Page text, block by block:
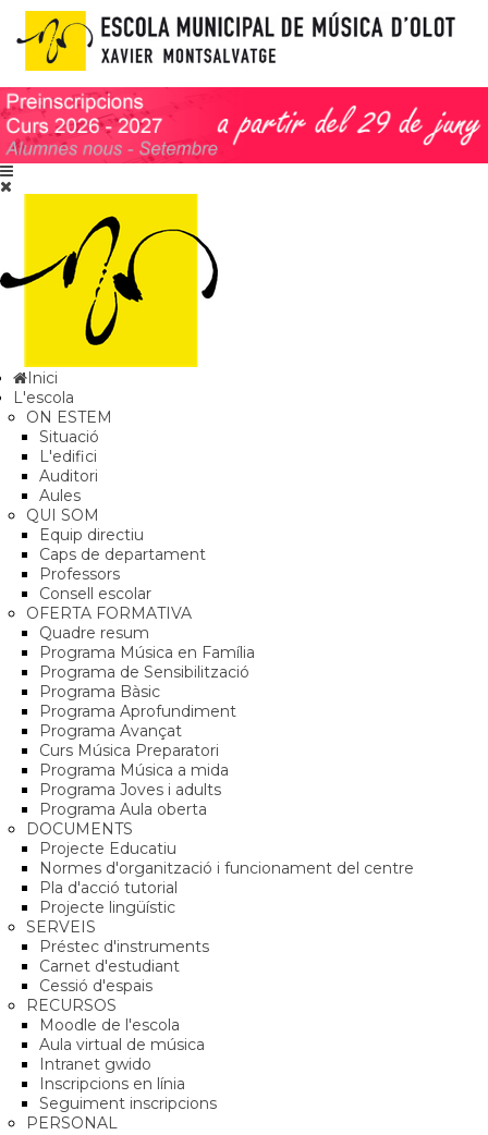
Inici
L'escola
ON ESTEM
Situació
L'edifici
Auditori
Aules
QUI SOM
Equip directiu
Caps de departament
Professors
Consell escolar
OFERTA FORMATIVA
Quadre resum
Programa Música en Família
Programa de Sensibilització
Programa Bàsic
Programa Aprofundiment
Programa Avançat
Curs Música Preparatori
Programa Música a mida
Programa Joves i adults
Programa Aula oberta
DOCUMENTS
Projecte Educatiu
Normes d'organització i funcionament del centre
Pla d'acció tutorial
Projecte lingüístic
SERVEIS
Préstec d'instruments
Carnet d'estudiant
Cessió d'espais
RECURSOS
Moodle de l'escola
Aula virtual de música
Intranet gwido
Inscripcions en línia
Seguiment inscripcions
PERSONAL